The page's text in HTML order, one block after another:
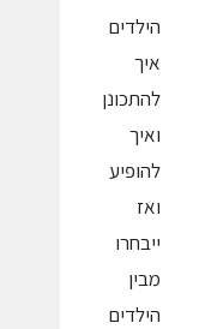
הילדים
איך
להתכונן
ואיך
להופיע
ואז
ייבחרו
מבין
הילדים